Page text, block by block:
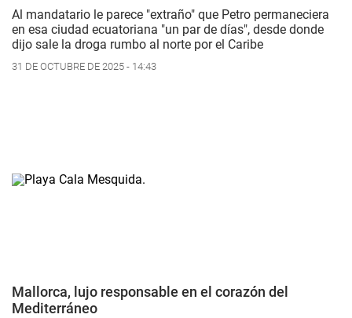
Al mandatario le parece "extraño" que Petro permaneciera
en esa ciudad ecuatoriana "un par de días", desde donde
dijo sale la droga rumbo al norte por el Caribe
31 DE OCTUBRE DE 2025 - 14:43
Mallorca, lujo responsable en el corazón del
Mediterráneo